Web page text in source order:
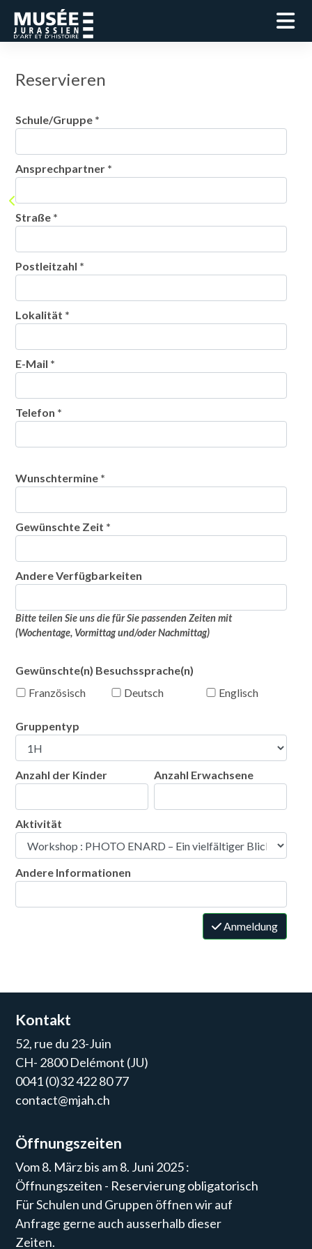
Reservieren
Schule/Gruppe *
Ansprechpartner *
Straße *
Postleitzahl *
Lokalität *
E-Mail *
Telefon *
Wunschtermine *
Gewünschte Zeit *
Andere Verfügbarkeiten
Bitte teilen Sie uns die für Sie passenden Zeiten mit
(Wochentage, Vormittag und/oder Nachmittag)
Gewünschte(n) Besuchssprache(n)
Französisch
Deutsch Englisch
Gruppentyp
Anzahl der Kinder Anzahl Erwachsene
Aktivität
Andere Informationen
Anmeldung
Kontakt
52, rue du 23-Juin
CH- 2800 Delémont (JU)
0041 (0)32 422 80 77
contact@mjah.ch
Öffnungszeiten
Vom 8. März bis am 8. Juni 2025 :
Öffnungszeiten - Reservierung obligatorisch
Für Schulen und Gruppen öffnen wir auf
Anfrage gerne auch ausserhalb dieser
Zeiten.